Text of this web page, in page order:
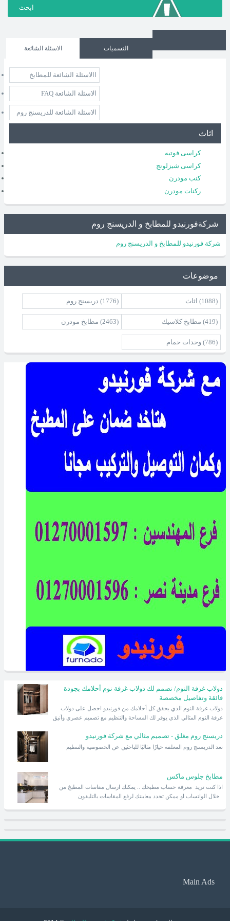
الاسئلة الشائعة التسميات
االاسئلة الشائعة للمطابخ
الاسئلة الشائعة FAQ
الاسئلة الشائعة للدريسنج روم
اثاث
كراسى فوتيه
كراسى شيزلونج
كنب مودرن
ركنات مودرن
شركةفورنيدو للمطابخ و الدريسنج روم
شركة فورنيدو للمطابخ و الدريسنج روم
موضوعات
اثاث (1088) دريسنج روم (1776)
مطابخ كلاسيك (419) مطابخ مودرن (2463)
وحدات حمام (786)
دولاب غرفة النوم/ نصمم لك دولاب غرفة نوم أحلامك بجودة
فائقة وتفاصيل مخصصة
غرفة النوم المثالي الذي يوفر لك المساحة والتنظيم مع تصميم عصري وأنيق
دريسنج روم مغلق - تصميم مثالي مع شركة فورنيدو
تعد الدريسنج روم المغلقة خيارًا مثاليًا للباحثين عن الخصوصية والتنظيم
مطابخ جلوس ماكس
اذا كنت تريد معرفة حساب مطبخك .. يمكنك ارسال مقاسات المطبخ من
Main Ads